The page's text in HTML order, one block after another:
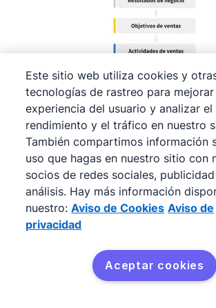
Lasactividades de ventasson los
escalones que se suben para
objetivos de ventas, entre ellos, la
ventas. Y así llegar a los
deseados.
Se debe crear un plan estratégico
actividades que lleven a la
cuotas de actividades para que los
representantes y vendedores
Este sitio web utiliza cookies y
tecnologías de rastreo para mejorar
experiencia del usuario y analizar el
rendimiento y el tráfico en nuestro
También compartimos información
uso que hagas en nuestro sitio con
socios de redes sociales,
análisis. Hay más información
nuestro: Aviso de Cookies Aviso de
privacidad
Aceptar cookies